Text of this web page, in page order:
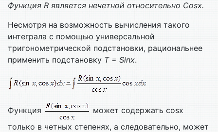
Функция R является нечетной относительно Cosx.
Несмотря на возможность вычисления такого
интеграла с помощью универсальной
тригонометрической подстановки, рациональнее
применить подстановку T = Sinx.
Функция
может содержать cosx
только в четных степенях, а следовательно, может